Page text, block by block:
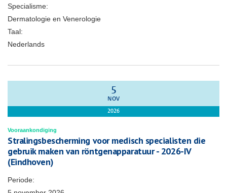
Specialisme:
Dermatologie en Venerologie
Taal:
Nederlands
5
NOV
2026
Vooraankondiging
Stralingsbescherming voor medisch specialisten die
gebruik maken van röntgenapparatuur - 2026-IV
(Eindhoven)
Periode: